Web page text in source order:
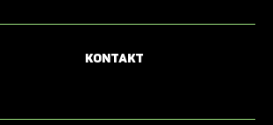
Kontakt